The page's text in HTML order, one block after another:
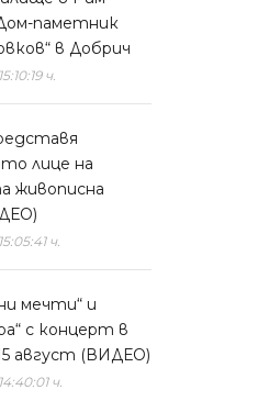
паметник
в Добрич
ч.
лице на
живописна
ч.
мечти“ и
с концерт в
август (ВИДЕО)
ч.